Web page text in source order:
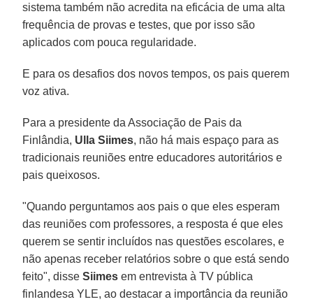
sistema também não acredita na eficácia de uma alta
frequência de provas e testes, que por isso são
aplicados com pouca regularidade.
E para os desafios dos novos tempos, os pais querem
voz ativa.
Para a presidente da Associação de Pais da
Finlândia, Ulla Siimes, não há mais espaço para as
tradicionais reuniões entre educadores autoritários e
pais queixosos.
"Quando perguntamos aos pais o que eles esperam
das reuniões com professores, a resposta é que eles
querem se sentir incluídos nas questões escolares, e
não apenas receber relatórios sobre o que está sendo
feito", disseSiimes em entrevista à TV pública
finlandesa YLE, ao destacar a importância da reunião